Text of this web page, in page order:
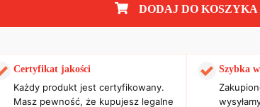
DODAJ DO KOSZYKA
Certyfikat jakości
Każdy produkt jest certyfikowany.
Masz pewność, że kupujesz legalne
Szybka